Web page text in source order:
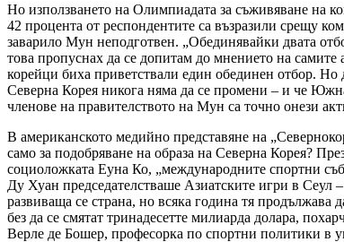
Но използването на Олимпиадата за съживяване на
42 процента от респондентите са възразили срещу
заварило Мун неподготвен. „Обединявайки двата
това пропуснах да се допитам до мнението на
корейци биха приветствали един обединен отбор.
Северна Корея никога няма да се промени – и че
членове на правителството на Мун са точно онези
В американското медийно представяне на
само за подобряване на образа на Северна Корея?
социоложката Еуна Ко, „международните спортни
Ду Хуан председателстваше Азиатските игри в
развиваща се страна, но всяка година тя
без да се смятат тринадесетте милиарда долара,
Верле де Бошер, професорка по спортни политики в